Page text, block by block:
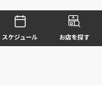
スケジュール お店を探す